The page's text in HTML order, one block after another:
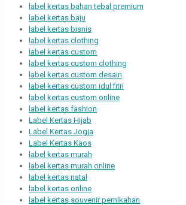
label kertas bahan tebal premium
label kertas baju
label kertas bisnis
label kertas clothing
label kertas custom
label kertas custom clothing
label kertas custom desain
label kertas custom idul fitri
label kertas custom online
label kertas fashion
Label Kertas Hijab
Label Kertas Jogja
Label Kertas Kaos
label kertas murah
label kertas murah online
label kertas natal
label kertas online
label kertas souvenir pernikahan